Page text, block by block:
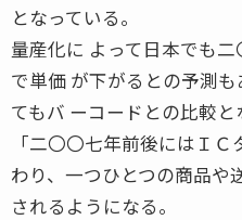
となっている。
量産化に よって日本でも
で単価 が下がるとの予測
てもバ ーコードとの比較と
「二〇〇七年前後にはＩ
わり、一つひとつの商品や
されるようになる。